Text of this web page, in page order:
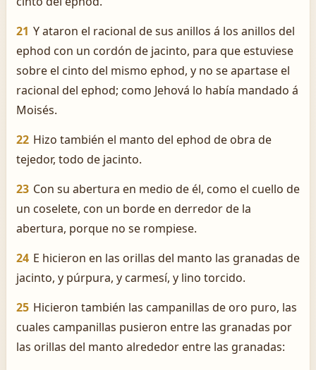
21 Y ataron el racional de sus anillos á los anillos del
ephod con un cordón de jacinto, para que estuviese
sobre el cinto del mismo ephod, y no se apartase el
racional del ephod; como Jehová lo había mandado á
Moisés.
22 Hizo también el manto del ephod de obra de
tejedor, todo de jacinto.
23 Con su abertura en medio de él, como el cuello de
un coselete, con un borde en derredor de la
abertura, porque no se rompiese.
24 E hicieron en las orillas del manto las granadas de
jacinto, y púrpura, y carmesí, y lino torcido.
25 Hicieron también las campanillas de oro puro, las
cuales campanillas pusieron entre las granadas por
las orillas del manto alrededor entre las granadas: